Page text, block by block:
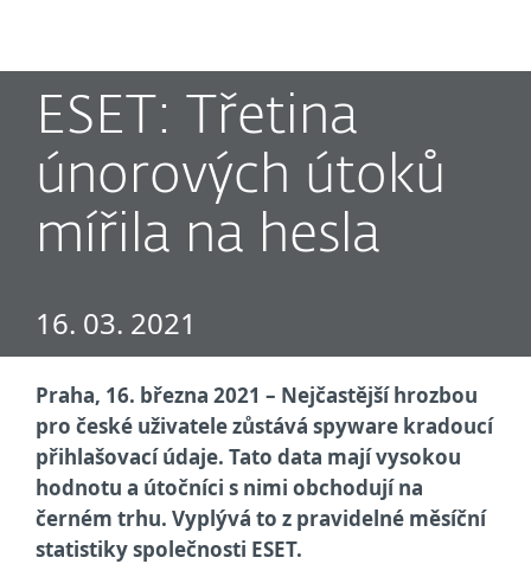
ESET: Třetina
únorových útoků
mířila na hesla
16. 03. 2021
Praha, 16. března 2021 – Nejčastější hrozbou
pro české uživatele zůstává spyware kradoucí
přihlašovací údaje. Tato data mají vysokou
hodnotu a útočníci s nimi obchodují na
černém trhu. Vyplývá to z pravidelné měsíční
statistiky společnosti ESET.